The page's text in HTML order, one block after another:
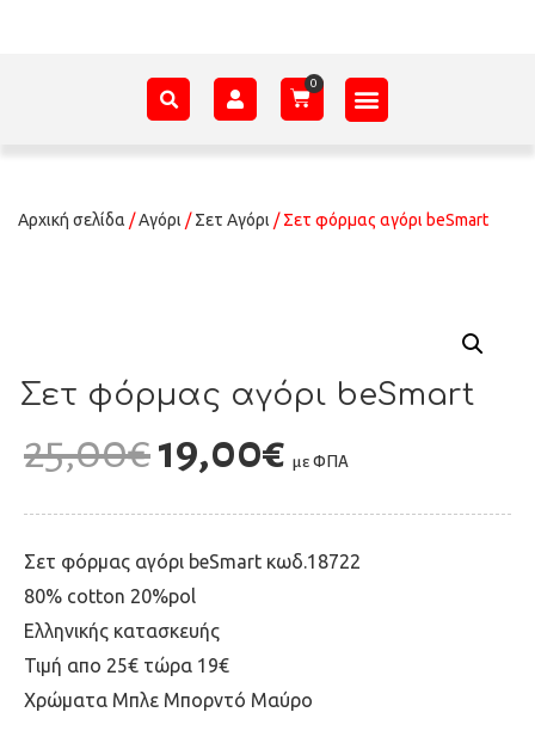
Αρχική σελίδα /Αγόρι /Σετ Αγόρι / Σετ φόρμας αγόρι beSmart
Σετ φόρμας αγόρι beSmart
25,00€19,00€ με ΦΠΑ
Σετ φόρμας αγόρι beSmart κωδ.18722
80% cotton 20%pol
Ελληνικής κατασκευής
Τιμή απο 25€ τώρα 19€
Χρώματα Μπλε Μπορντό Μαύρο